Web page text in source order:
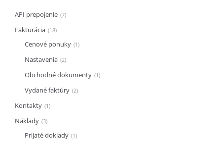
API prepojenie 7
Fakturácia 18
Cenové ponuky 1
Nastavenia 2
Obchodné dokumenty 1
Vydané faktúry 2
Kontakty 1
Náklady 3
Prijaté doklady 1